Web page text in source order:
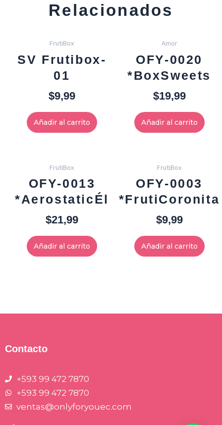
Relacionados
FrutiBox
SV Frutibox-
01
$9,99
Añadir al carrito
Amor
OFY-0020
*BoxSweets
$19,99
Añadir al carrito
FrutiBox
OFY-0013
*AerostaticÉl
$21,99
Añadir al carrito
FrutiBox
OFY-0003
*FrutiCoronita
$9,99
Añadir al carrito
Contacto
+593 99 472 7870
+593 99 472 7870
ventas@onlyforyouec.com